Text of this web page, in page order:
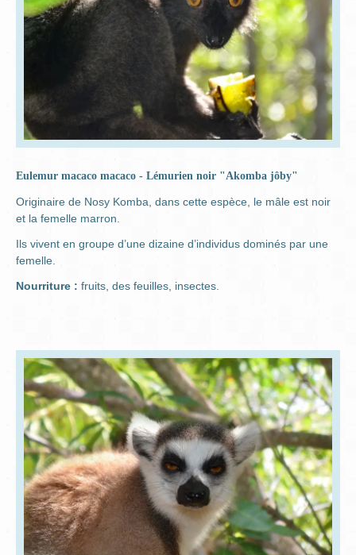
Eulemur macaco macaco - Lémurien noir "Akomba jôby"
Originaire de Nosy Komba, dans cette espèce, le mâle est noir
et la femelle marron.
Ils vivent en groupe d’une dizaine d’individus dominés par une
femelle.
Nourriture : fruits, des feuilles, insectes.